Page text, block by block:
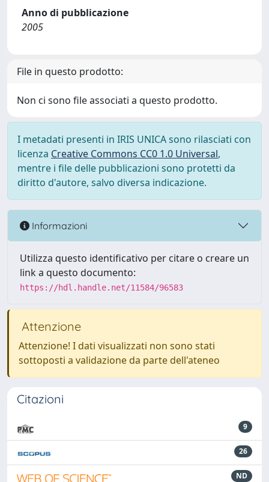
Anno di pubblicazione
2005
File in questo prodotto:
Non ci sono file associati a questo prodotto.
I metadati presenti in IRIS UNICA sono rilasciati con
licenza Creative Commons CC0 1.0 Universal,
mentre i file delle pubblicazioni sono protetti da
diritto d'autore, salvo diversa indicazione.
Informazioni
Utilizza questo identificativo per citare o creare un
link a questo documento:
https://hdl.handle.net/11584/96583
Attenzione
Attenzione! I dati visualizzati non sono stati
sottoposti a validazione da parte dell'ateneo
Citazioni
9
26
ND